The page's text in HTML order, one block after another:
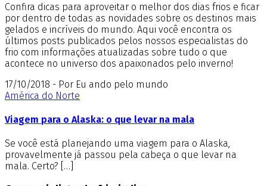
Confira dicas para aproveitar o melhor dos dias frios e ficar
por dentro de todas as novidades sobre os destinos mais
gelados e incríveis do mundo. Aqui você encontra os
últimos posts publicados pelos nossos especialistas do
frio com informações atualizadas sobre tudo o que
acontece no universo dos apaixonados pelo inverno!
17/10/2018 - Por Eu ando pelo mundo
América do Norte
Viagem para o Alaska: o que levar na mala
Se você está planejando uma viagem para o Alaska,
provavelmente já passou pela cabeça o que levar na
mala. Certo? […]